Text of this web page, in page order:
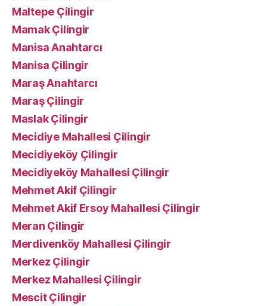
Maltepe Çilingir
Mamak Çilingir
Manisa Anahtarcı
Manisa Çilingir
Maraş Anahtarcı
Maraş Çilingir
Maslak Çilingir
Mecidiye Mahallesi Çilingir
Mecidiyeköy Çilingir
Mecidiyeköy Mahallesi Çilingir
Mehmet Akif Çilingir
Mehmet Akif Ersoy Mahallesi Çilingir
Meran Çilingir
Merdivenköy Mahallesi Çilingir
Merkez Çilingir
Merkez Mahallesi Çilingir
Mescit Çilingir